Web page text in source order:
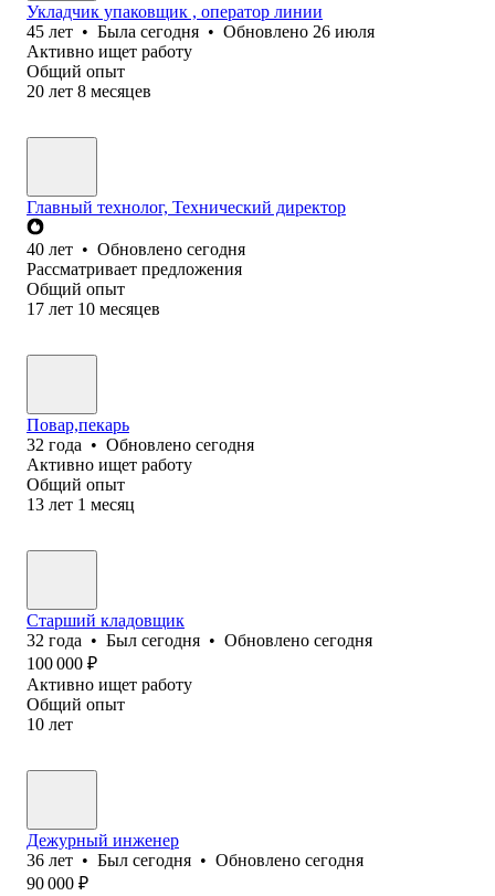
Укладчик упаковщик , оператор линии
45 лет • Была сегодня • Обновлено 26 июля
Активно ищет работу
Общий опыт
20 лет 8 месяцев
Главный технолог, Технический директор
40 лет • Обновлено сегодня
Рассматривает предложения
Общий опыт
17 лет 10 месяцев
Повар,пекарь
32 года • Обновлено сегодня
Активно ищет работу
Общий опыт
13 лет 1 месяц
Старший кладовщик
32 года • Был сегодня • Обновлено сегодня
100 000 ₽
Активно ищет работу
Общий опыт
10 лет
Дежурный инженер
36 лет • Был сегодня • Обновлено сегодня
90 000 ₽